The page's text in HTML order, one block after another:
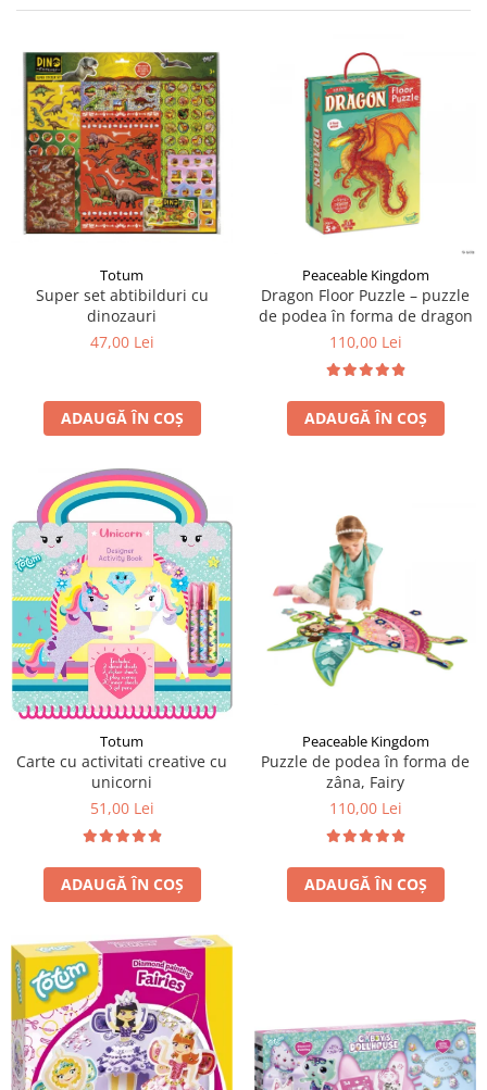
Agende
Cărţi de colorat, activități, apa
Accesorii diverse
LEGO Ninjago
LEGO Minecraft
LEGO DREAMZzz
LEGO Star Wars
LEGO Gabby s Dollhouse
LEGO Harry Potter
LEGO Marvel Super Heroes
LEGO Super Heroes DC
LEGO Super Mario
LEGO Sonic the Hedgehog
LEGO Wicked
LEGO Animal Crossing
LEGO Art
LEGO Creator Expert
LEGO Architecture
LEGO Ideas
LEGO Speed Champions
Totum
Super set abtibilduri cu
dinozauri
47,00 Lei
ADAUGĂ ÎN COȘ
Peaceable Kingdom
Dragon Floor Puzzle – puzzle
de podea în forma de dragon
110,00 Lei
ADAUGĂ ÎN COȘ
Totum
Carte cu activitati creative cu
unicorni
51,00 Lei
ADAUGĂ ÎN COȘ
Peaceable Kingdom
Puzzle de podea în forma de
zâna, Fairy
110,00 Lei
ADAUGĂ ÎN COȘ